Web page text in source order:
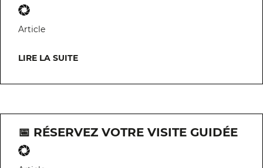
Article
LIRE LA SUITE
📅 RÉSERVEZ VOTRE VISITE GUIDÉE